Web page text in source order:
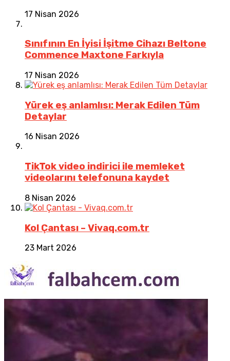
17 Nisan 2026
Sınıfının En İyisi İşitme Cihazı Beltone
Commence Maxtone Farkıyla
17 Nisan 2026
Yürek eş anlamlısı: Merak Edilen Tüm
Detaylar
16 Nisan 2026
TikTok video indirici ile memleket
videolarını telefonuna kaydet
8 Nisan 2026
Kol Çantası – Vivaq.com.tr
23 Mart 2026